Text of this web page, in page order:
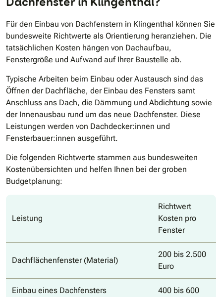
Für den Einbau von Dachfenstern in Klingenthal können Sie
bundesweite Richtwerte als Orientierung heranziehen. Die
tatsächlichen Kosten hängen von Dachaufbau,
Fenstergröße und Aufwand auf Ihrer Baustelle ab.
Typische Arbeiten beim Einbau oder Austausch sind das
Öffnen der Dachfläche, der Einbau des Fensters samt
Anschluss ans Dach, die Dämmung und Abdichtung sowie
der Innenausbau rund um das neue Dachfenster. Diese
Leistungen werden von Dachdecker:innen und
Fensterbauer:innen ausgeführt.
Die folgenden Richtwerte stammen aus bundesweiten
Kostenübersichten und helfen Ihnen bei der groben
Budgetplanung:
Leistung
Richtwert
Kosten pro
Fenster
Dachflächenfenster (Material)
200 bis 2.500
Euro
Einbau eines Dachfensters
400 bis 600